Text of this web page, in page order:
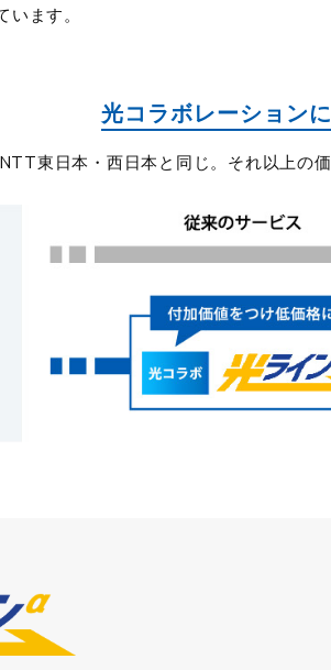
ます。
光コラボレーション
東日本・西日本と同じ。それ以上の